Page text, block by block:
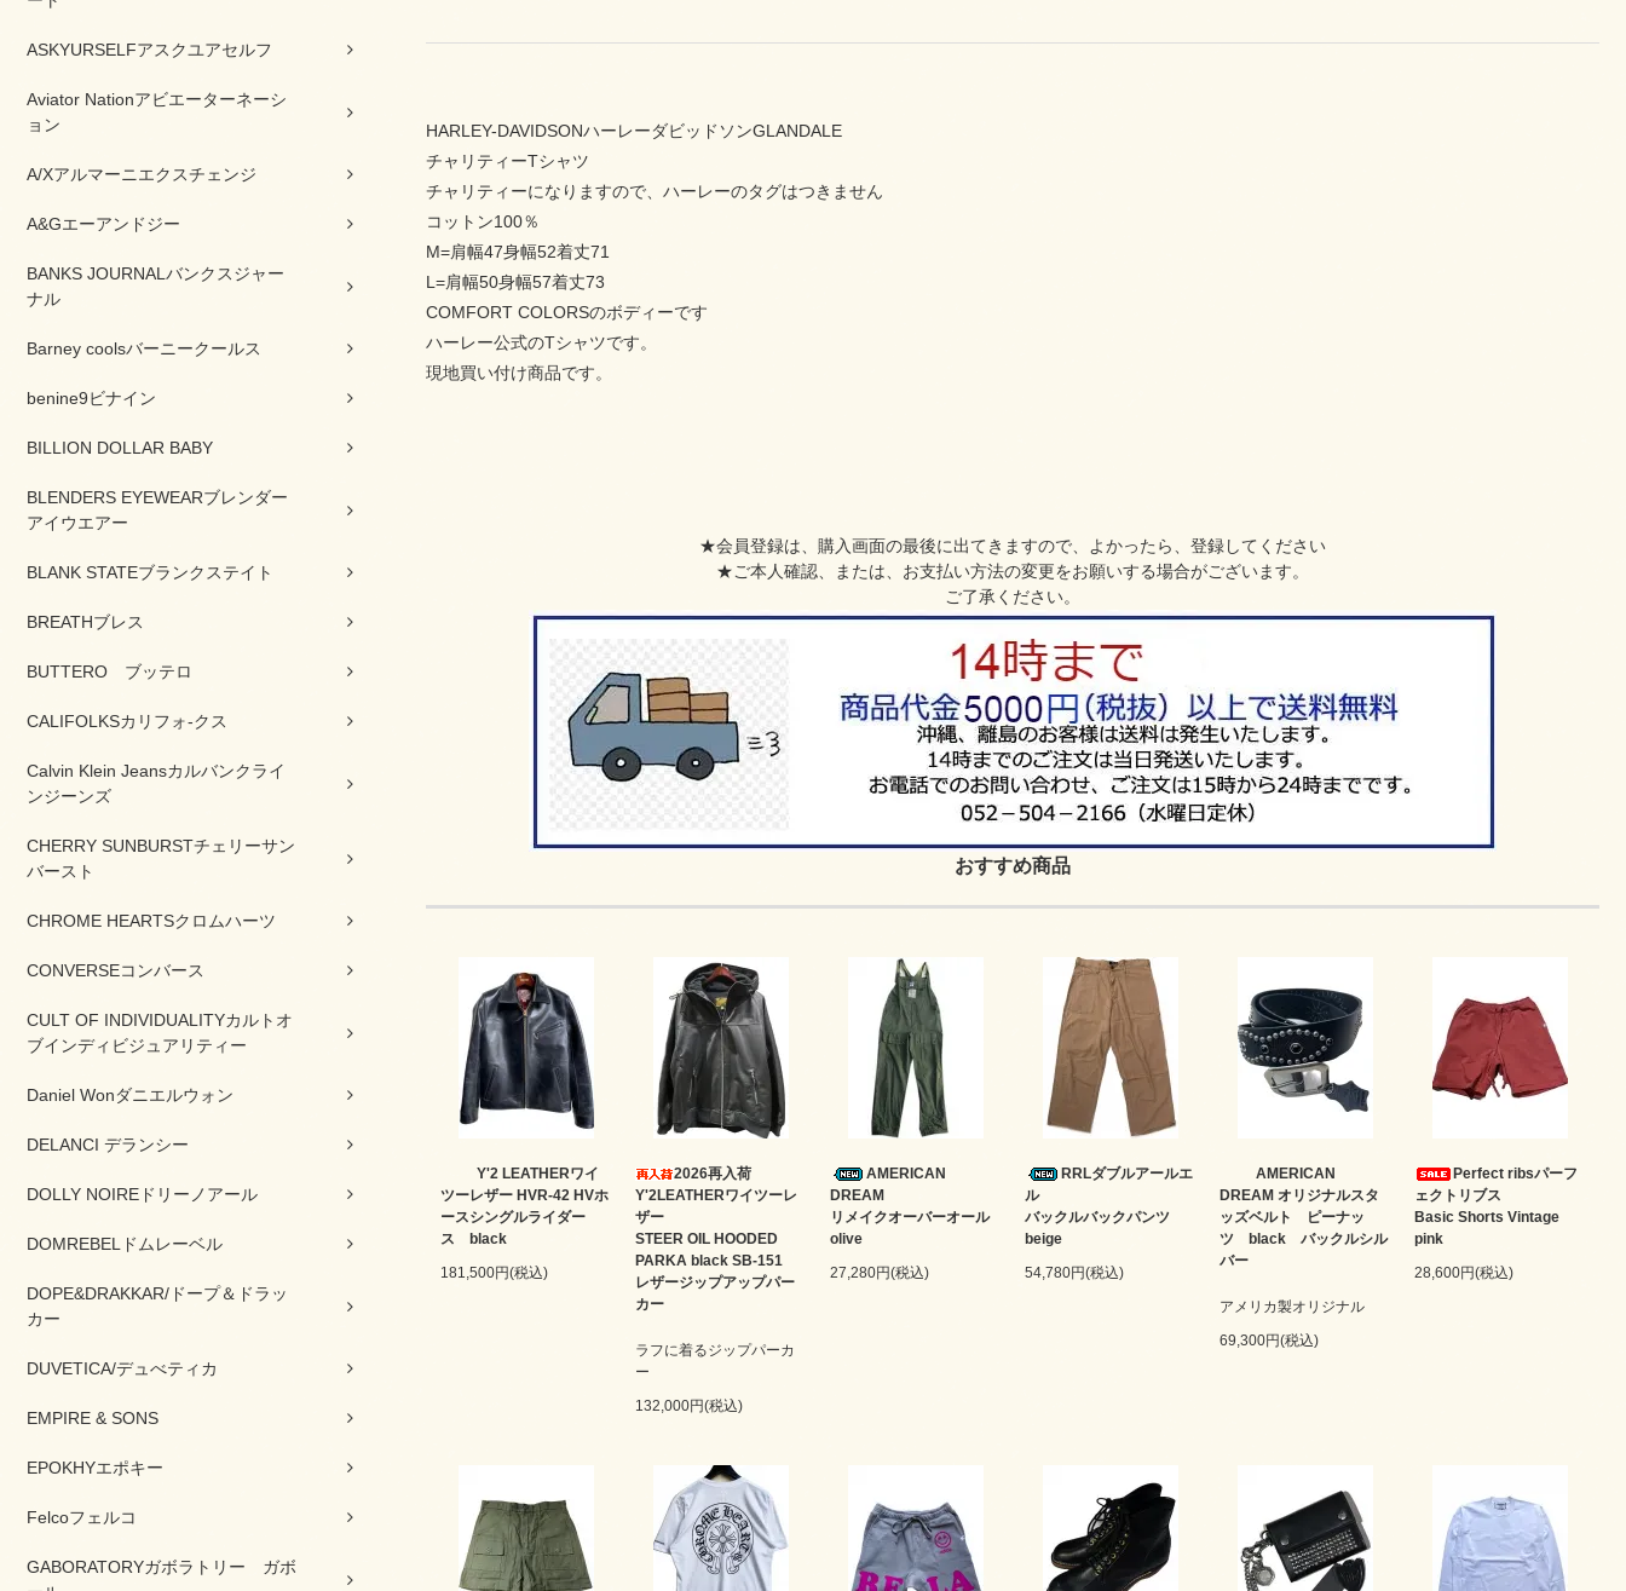
ASKYURSELFアスクユアセルフ
Aviator Nationアビエーターネーシ
ョン
A/Xアルマーニエクスチェンジ
A&Gエーアンドジー
BANKS JOURNALバンクスジャー
ナル
Barney coolsバーニークールス
benine9ビナイン
BILLION DOLLAR BABY
BLENDERS EYEWEARブレンダー
アイウエアー
BLANK STATEブランクステイト
BREATHブレス
BUTTERO ブッテロ
CALIFOLKSカリフォ-クス
Calvin Klein Jeansカルバンクライ
ンジーンズ
CHERRY SUNBURSTチェリーサン
バースト
CHROME HEARTSクロムハーツ
CONVERSEコンバース
CULT OF INDIVIDUALITYカルトオ
ブインディビジュアリティー
Daniel Wonダニエルウォン
DELANCI デランシー
DOLLY NOIREドリーノアール
DOMREBELドムレーベル
DOPE&DRAKKAR/ドープ＆ドラッ
カー
DUVETICA/デュべティカ
EMPIRE & SONS
EPOKHYエポキー
Felcoフェルコ
GABORATORYガボラトリー ガボ
HARLEY-DAVIDSONハーレーダビッドソンGLANDALE
チャリティーTシャツ
チャリティーになりますので、ハーレーのタグはつきません
コットン100％
M=肩幅47身幅52着丈71
L=肩幅50身幅57着丈73
COMFORT COLORSのボディーです
ハーレー公式のTシャツです。
現地買い付け商品です。
★会員登録は、購入画面の最後に出てきますので、よかったら、登録してください
★ご本人確認、または、お支払い方法の変更をお願いする場合がございます。
ご了承ください。
おすすめ商品
Y'2 LEATHERワイ
ツーレザー HVR-42 HVホ
ースシングルライダー
ス black
181,500円(税込)
2026再入荷
Y'2LEATHERワイツーレ
ザー
STEER OIL HOODED
PARKA black SB-151
レザージップアップパー
カー
ラフに着るジップパーカ
ー
132,000円(税込)
AMERICAN
DREAM
リメイクオーバーオール
olive
27,280円(税込)
RRLダブルアールエ
ル
バックルバックパンツ
beige
54,780円(税込)
AMERICAN
DREAM オリジナルスタ
ッズベルト ピーナッ
ツ black バックルシル
バー
アメリカ製オリジナル
69,300円(税込)
Perfect ribsパーフ
ェクトリブス
Basic Shorts Vintage
pink
28,600円(税込)